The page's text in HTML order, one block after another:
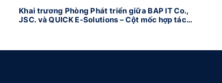
Khai trương Phòng Phát triển giữa BAP IT Co.,
JSC. và QUICK E-Solutions – Cột mốc hợp tác